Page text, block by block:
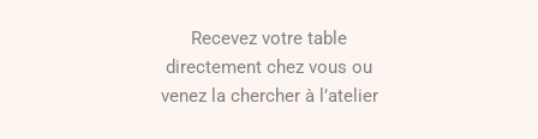
Recevez votre table
directement chez vous ou
venez la chercher à l’atelier